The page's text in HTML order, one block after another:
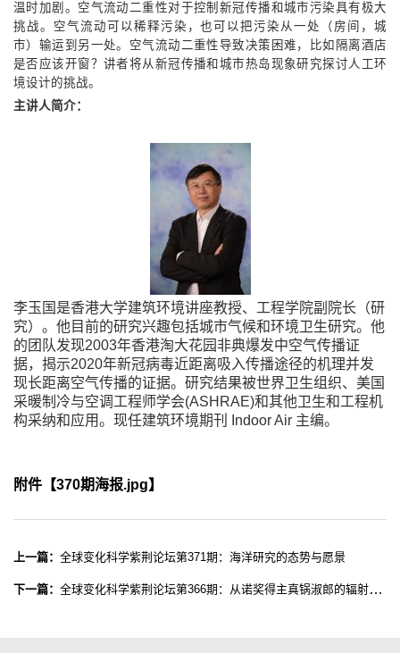
温时加剧。空气流动二重性对于控制新冠传播和城市污染具有极大
挑战。空气流动可以稀释污染，也可以把污染从一处（房间，城
市）输运到另一处。空气流动二重性导致决策困难，比如隔离酒店
是否应该开窗？讲者将从新冠传播和城市热岛现象研究探讨人工环
境设计的挑战。
主讲人简介：
李玉国是香港大学建筑环境讲座教授、工程学院副院长（研
究）。他目前的研究兴趣包括城市气候和环境卫生研究。他
的团队发现2003年香港淘大花园非典爆发中空气传播证
据，揭示2020年新冠病毒近距离吸入传播途径的机理并发
现长距离空气传播的证据。研究结果被世界卫生组织、美国
采暖制冷与空调工程师学会(ASHRAE)和其他卫生和工程机
构采纳和应用。现任建筑环境期刊
Indoor Air 主编。
附件【370期海报.jpg】
上一篇： 全球变化科学紫荆论坛第371期：海洋研究的态势与愿景
下一篇： 全球变化科学紫荆论坛第366期：从诺奖得主真锅淑郎的辐射对流平衡模式谈起